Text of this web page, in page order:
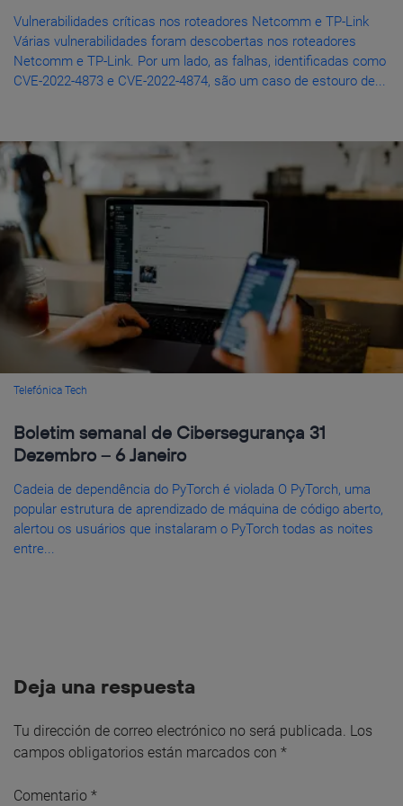
Vulnerabilidades críticas nos roteadores Netcomm e TP-Link
Várias vulnerabilidades foram descobertas nos roteadores
Netcomm e TP-Link. Por um lado, as falhas, identificadas como
CVE-2022-4873 e CVE-2022-4874, são um caso de estouro de...
Telefónica Tech
Boletim semanal de Cibersegurança 31
Dezembro – 6 Janeiro
Cadeia de dependência do PyTorch é violada O PyTorch, uma
popular estrutura de aprendizado de máquina de código aberto,
alertou os usuários que instalaram o PyTorch todas as noites
entre...
Deja una respuesta
Tu dirección de correo electrónico no será publicada. Los
campos obligatorios están marcados con *
Comentario *